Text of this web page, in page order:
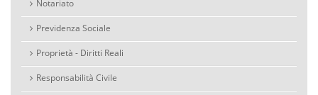
Notariato
Previdenza Sociale
Proprietà - Diritti Reali
Responsabilità Civile